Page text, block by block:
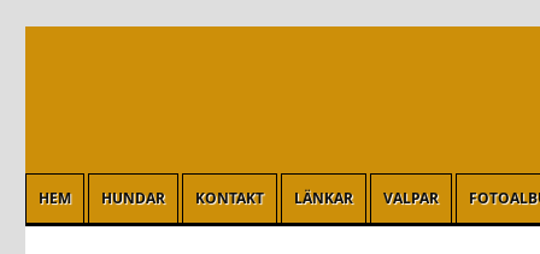
HEM HUNDAR KONTAKT LÄNKAR VALPAR